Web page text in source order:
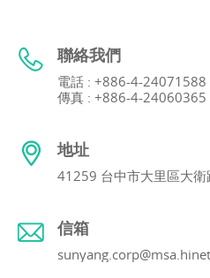
聯絡我們
電話 : +886-4-24071588
傳真 : +886-4-24060365
地址
41259 台中市大里區大
信箱